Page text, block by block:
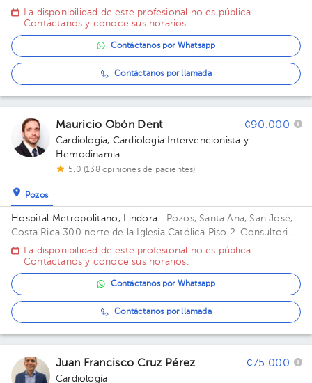
Oficina. Consultorio 6.
La disponibilidad de este profesional no es pública.
Contáctanos y conoce sus horarios.
Contáctanos por Whatsapp
Contáctanos por llamada
Mauricio Obón Dent ¢90.000
Cardiología, Cardiología Intervencionista y
Hemodinamia
5.0 (138 opiniones de pacientes)
Pozos
Hospital Metropolitano, Lindora · Pozos, Santa Ana, San José,
Costa Rica 300 norte de la Iglesia Católica Piso 2. Consultorio
7.
La disponibilidad de este profesional no es pública.
Contáctanos y conoce sus horarios.
Contáctanos por Whatsapp
Contáctanos por llamada
Juan Francisco Cruz Pérez ¢75.000
Cardiología